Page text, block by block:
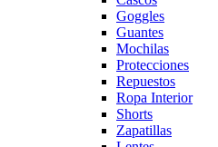
Goggles
Guantes
Mochilas
Protecciones
Repuestos
Ropa Interior
Shorts
Zapatillas